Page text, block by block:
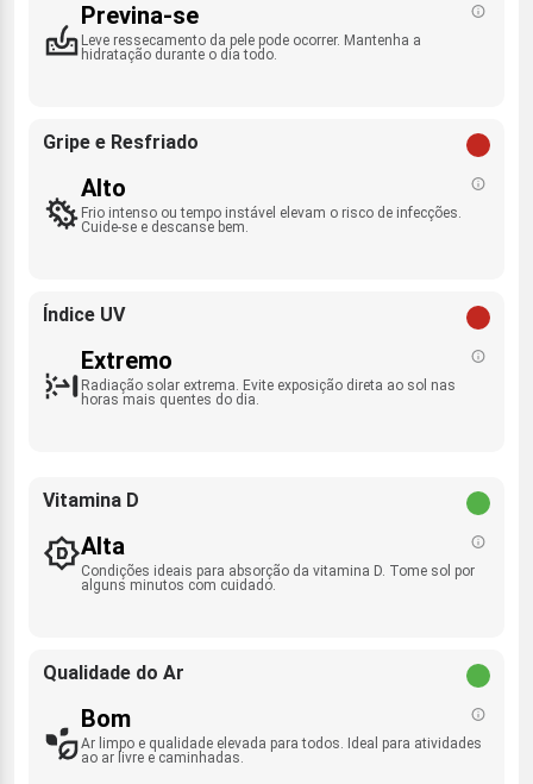
Previna-se
Leve ressecamento da pele pode ocorrer. Mantenha a
hidratação durante o dia todo.
Gripe e Resfriado
Alto
Frio intenso ou tempo instável elevam o risco de infecções.
Cuide-se e descanse bem.
Índice UV
Extremo
Radiação solar extrema. Evite exposição direta ao sol nas
horas mais quentes do dia.
Vitamina D
Alta
Condições ideais para absorção da vitamina D. Tome sol por
alguns minutos com cuidado.
Qualidade do Ar
Bom
Ar limpo e qualidade elevada para todos. Ideal para atividades
ao ar livre e caminhadas.